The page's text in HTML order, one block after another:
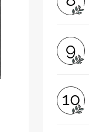
9
10